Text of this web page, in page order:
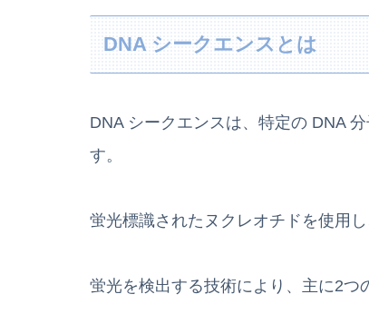
DNA シークエンスとは
DNA シークエンスは、特定の DNA
す。
蛍光標識されたヌクレオチドを使用
蛍光を検出する技術により、主に2つ